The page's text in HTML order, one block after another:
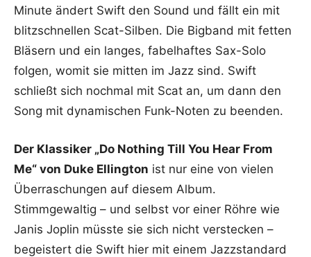
Minute ändert Swift den Sound und fällt ein mit
blitzschnellen Scat-Silben. Die Bigband mit fetten
Bläsern und ein langes, fabelhaftes Sax-Solo
folgen, womit sie mitten im Jazz sind. Swift
schließt sich nochmal mit Scat an, um dann den
Song mit dynamischen Funk-Noten zu beenden.
Der Klassiker „Do Nothing Till You Hear From
Me“ von Duke Ellington ist nur eine von vielen
Überraschungen auf diesem Album.
Stimmgewaltig – und selbst vor einer Röhre wie
Janis Joplin müsste sie sich nicht verstecken –
begeistert die Swift hier mit einem Jazzstandard